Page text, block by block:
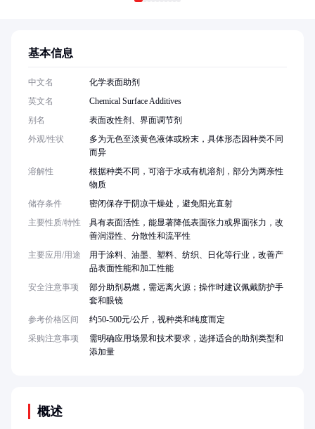
概述
基本信息
中文名
化学表面助剂
英文名
Chemical Surface Additives
别名
表面改性剂、界面调节剂
外观/性状
多为无色至淡黄色液体或粉末，具体形态因种类不同
而异
溶解性
根据种类不同，可溶于水或有机溶剂，部分为两亲性
物质
储存条件
密闭保存于阴凉干燥处，避免阳光直射
主要性质/特性
具有表面活性，能显著降低表面张力或界面张力，改
善润湿性、分散性和流平性
主要应用/用途
用于涂料、油墨、塑料、纺织、日化等行业，改善产
品表面性能和加工性能
安全注意事项
部分助剂易燃，需远离火源；操作时建议佩戴防护手
套和眼镜
参考价格区间
约50-500元/公斤，视种类和纯度而定
采购注意事项
需明确应用场景和技术要求，选择适合的助剂类型和
添加量